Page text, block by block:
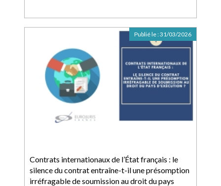
Contrats internationaux de l’État français : le
silence du contrat entraîne-t-il une présomption
irréfragable de soumission au droit du pays
Publié le :31/03/2026